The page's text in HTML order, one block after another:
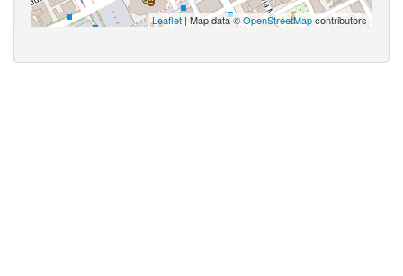
Leaflet | Map data ©OpenStreetMapcontributors